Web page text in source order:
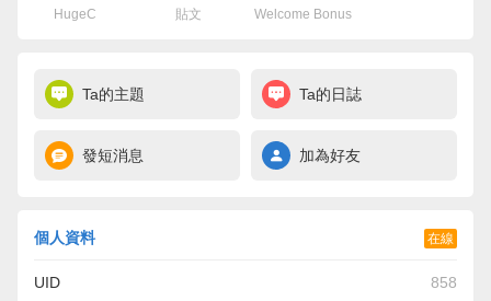
HugeC 貼文 Welcome Bonus
Ta的主題 Ta的日誌
發短消息 加為好友
個人資料 在線
UID 858